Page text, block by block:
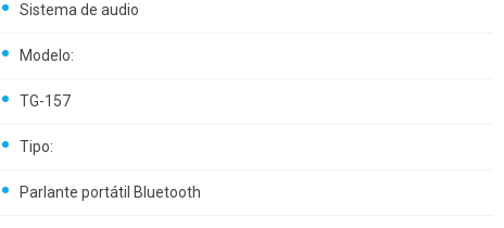
Sistema de audio
Modelo:
TG-157
Tipo:
Parlante portátil Bluetooth